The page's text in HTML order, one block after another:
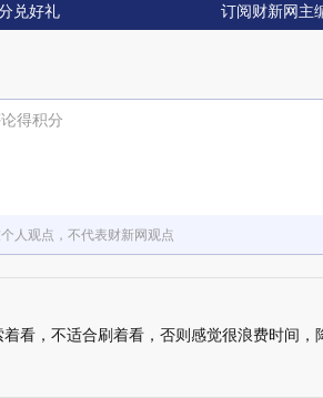
兑好礼 订阅财新网主
得积分
人观点，不代表财新网观点
看，不适合刷着看，否则感觉很浪费时间，